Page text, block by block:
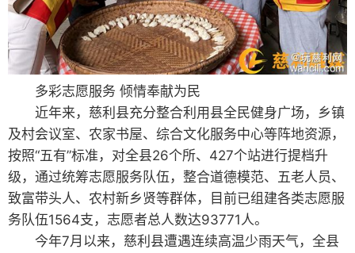
多彩志愿服务 倾情奉献为民
近年来，慈利县充分整合利用县全民健身广场，乡镇
及村会议室、农家书屋、综合文化服务中心等阵地资源，
按照“五有”标准，对全县26个所、427个站进行提档升
级，通过统筹志愿服务队伍，整合道德模范、五老人员、
致富带头人、农村新乡贤等群体，目前已组建各类志愿服
务队伍1564支，志愿者总人数达93771人。
今年7月以来，慈利县遭遇连续高温少雨天气，全县